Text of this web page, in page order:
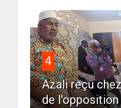
4
Azali reçu
de